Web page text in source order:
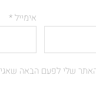
אימייל*
שלי לפעם הבאה